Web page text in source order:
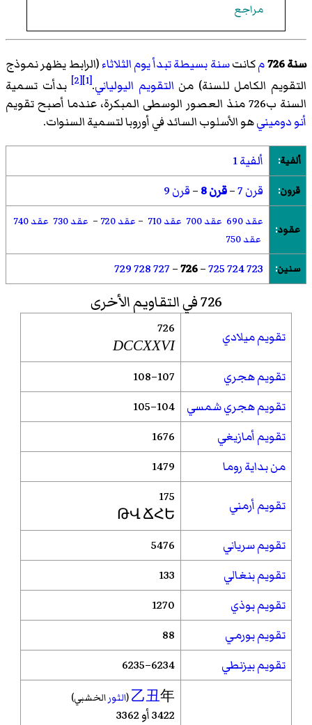
مراجع
سنة 726 مكانتسنة بسيطة تبدأ يوم الثلاثاء(الرابط يظهر نموذج
التقويم الكامل للسنة) من التقويم اليولياني.
[1]
[2]
بدأت تسمية
السنة ب726 منذ العصور الوسطى المبكرة، عندما أصبح تقويم
أنو دومينيهو الأسلوب السائد في أوروبا لتسمية السنوات.
ألفية: ألفية 1
قرون: قرن 7 –قرن 8 –قرن 9
عقود:
عقد 690 عقد 700 عقد 710 – عقد 720 – عقد 730
عقد 740
عقد 750
سنين:
723
724
725
–
726
–
727
728
729
726 في التقاويم الأخرى
تقويم ميلادي 726
DCCXXVI
تقويم هجري
107–108
تقويم هجري شمسي
104–105
تقويم أمازيغي
1676
من بداية روما
1479
تقويم أرمني
175
ԹՎ ՃՀԵ
تقويم سرياني
5476
تقويم بنغالي
133
تقويم بوذي
1270
تقويم بورمي
88
تقويم بيزنطي
6234–6235
乙丑年
(الثورالخشبي)
3422 أو 3362